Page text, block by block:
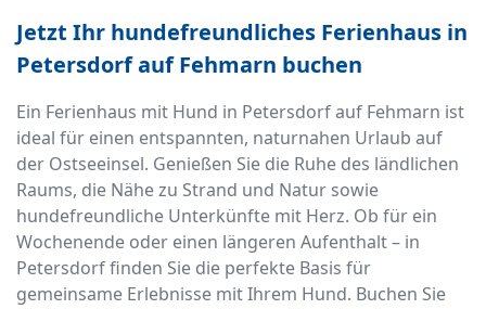
Jetzt Ihr hundefreundliches Ferienhaus in
Petersdorf auf Fehmarn buchen
Ein Ferienhaus mit Hund in Petersdorf auf Fehmarn ist
ideal für einen entspannten, naturnahen Urlaub auf
der Ostseeinsel. Genießen Sie die Ruhe des ländlichen
Raums, die Nähe zu Strand und Natur sowie
hundefreundliche Unterkünfte mit Herz. Ob für ein
Wochenende oder einen längeren Aufenthalt – in
Petersdorf finden Sie die perfekte Basis für
gemeinsame Erlebnisse mit Ihrem Hund. Buchen Sie